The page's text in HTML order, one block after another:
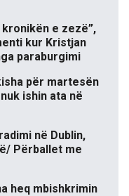
e zezë”,
kur Kristjan
paraburgimi
për martesën
ishin ata në
në Dublin,
Përballet me
heq mbishkrimin